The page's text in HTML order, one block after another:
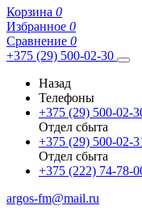
Корзина 0
Избранное 0
Сравнение 0
+375 (29) 500-02-30
Назад
Телефоны
+375 (29) 500-02-
Отдел сбыта
+375 (29) 500-02-
Отдел сбыта
+375 (222) 74-78-
argos-fm@mail.ru